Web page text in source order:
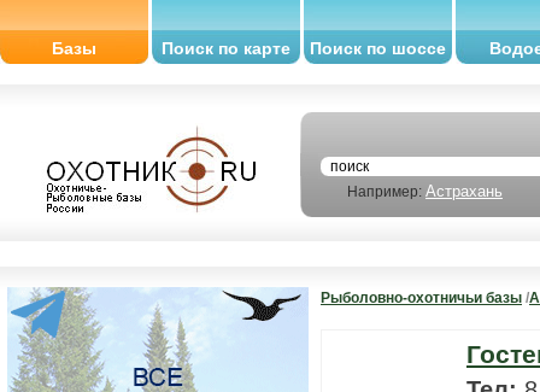
Базы Поиск по карте Поиск по шоссе
Например: Астрахань
Рыболовно-охотничьи базы /